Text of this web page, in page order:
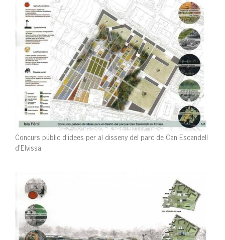
Concurs públic d’idees per al disseny del parc de Can Escandell
d’Elvissa